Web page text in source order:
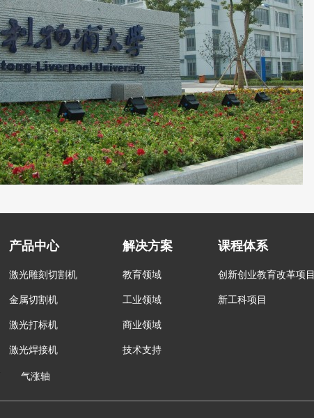
产品中心
激光雕刻切割机
金属切割机
激光打标机
激光焊接机
解决方案
教育领域
工业领域
商业领域
技术支持
课程体系
创新创业教育改革项目
新工科项目
气涨轴